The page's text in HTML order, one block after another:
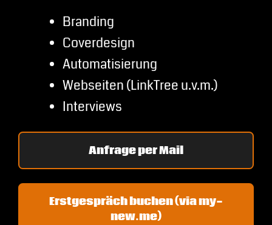
Branding
Coverdesign
Automatisierung
Webseiten (LinkTree u.v.m.)
Interviews
Anfrage per Mail
Erstgespräch buchen (via my-
new.me)